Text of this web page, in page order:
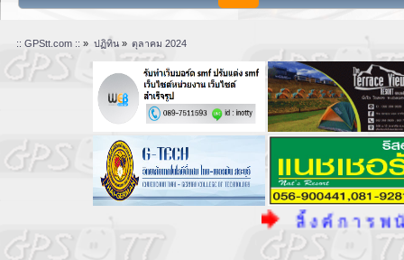
:: GPStt.com :: » ปฏิทิน» ตุลาคม 2024
ลิ้ ง ค์ ก า ร พ นั น ..!!